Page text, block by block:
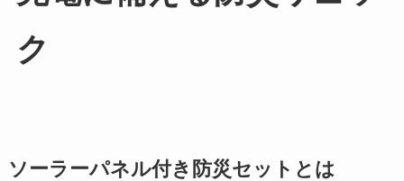
ク
ソーラーパネル付き防災セットとは